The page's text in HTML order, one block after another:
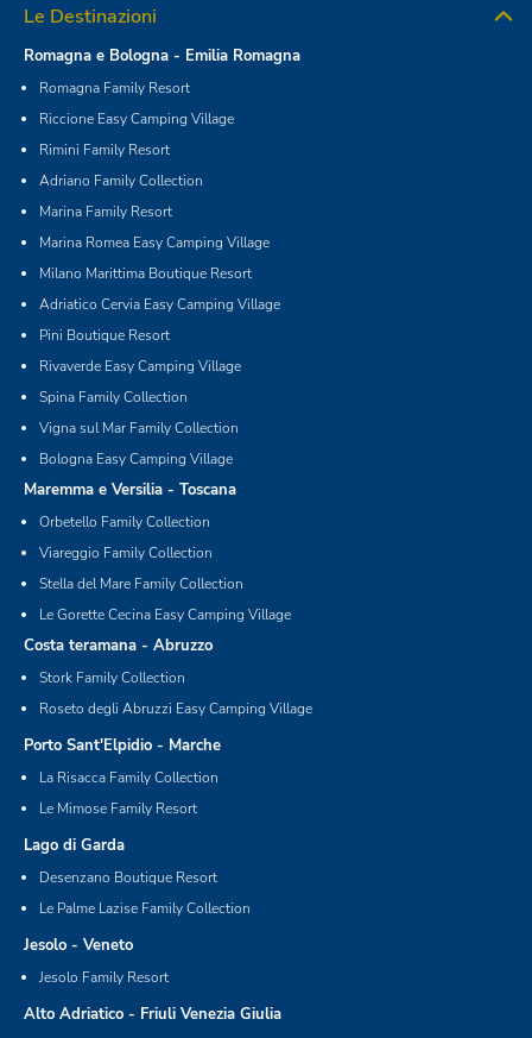
Le Destinazioni
Romagna e Bologna - Emilia Romagna
Romagna Family Resort
Riccione Easy Camping Village
Rimini Family Resort
Adriano Family Collection
Marina Family Resort
Marina Romea Easy Camping Village
Milano Marittima Boutique Resort
Adriatico Cervia Easy Camping Village
Pini Boutique Resort
Rivaverde Easy Camping Village
Spina Family Collection
Vigna sul Mar Family Collection
Bologna Easy Camping Village
Maremma e Versilia - Toscana
Orbetello Family Collection
Viareggio Family Collection
Stella del Mare Family Collection
Le Gorette Cecina Easy Camping Village
Costa teramana - Abruzzo
Stork Family Collection
Roseto degli Abruzzi Easy Camping Village
Porto Sant'Elpidio - Marche
La Risacca Family Collection
Le Mimose Family Resort
Lago di Garda
Desenzano Boutique Resort
Le Palme Lazise Family Collection
Jesolo - Veneto
Jesolo Family Resort
Alto Adriatico - Friuli Venezia Giulia